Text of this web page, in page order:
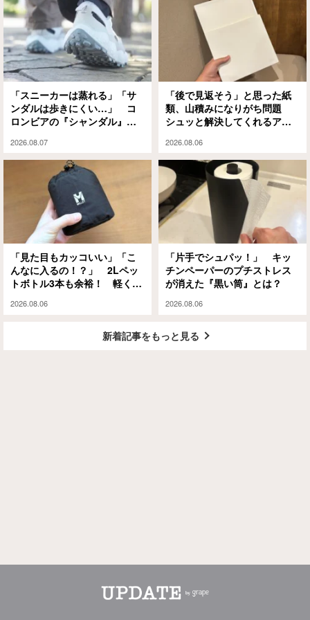
「スニーカーは蒸れる」「サ
ンダルは歩きにくい…」 コ
ロンビアの『シャンダル』が
2026.08.07
「後で見返そう」と思った紙
類、山積みになりがち問題
シュッと解決してくれるアイ
2026.08.06
「見た目もカッコいい」「こ
んなに入るの！？」 2Lペッ
トボトル3本も余裕！ 軽くて
ッグが大正解
2026.08.06
「片手でシュパッ！」 キッ
チンペーパーのプチストレス
が消えた『黒い筒』とは？
2026.08.06
新着記事をもっと見る